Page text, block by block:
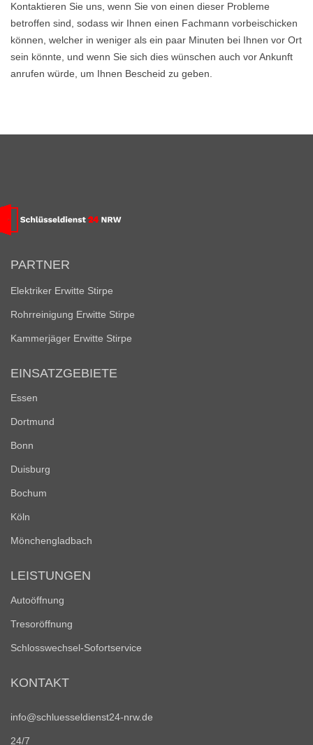
Kontaktieren Sie uns, wenn Sie von einen dieser Probleme
betroffen sind, sodass wir Ihnen einen Fachmann vorbeischicken
können, welcher in weniger als ein paar Minuten bei Ihnen vor Ort
sein könnte, und wenn Sie sich dies wünschen auch vor Ankunft
anrufen würde, um Ihnen Bescheid zu geben.
PARTNER
Elektriker Erwitte Stirpe
Rohrreinigung Erwitte Stirpe
Kammerjäger Erwitte Stirpe
EINSATZGEBIETE
Essen
Dortmund
Bonn
Duisburg
Bochum
Köln
Mönchengladbach
LEISTUNGEN
Autoöffnung
Tresoröffnung
Schlosswechsel-Sofortservice
KONTAKT
info@schluesseldienst24-nrw.de
24/7